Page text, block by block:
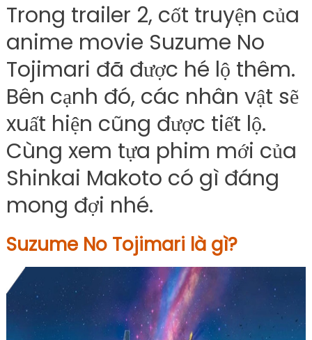
Trong trailer 2, cốt truyện của
anime movie Suzume No
Tojimari đã được hé lộ thêm.
Bên cạnh đó, các nhân vật sẽ
xuất hiện cũng được tiết lộ.
Cùng xem tựa phim mới của
Shinkai Makoto có gì đáng
mong đợi nhé.
Suzume No Tojimari là gì?